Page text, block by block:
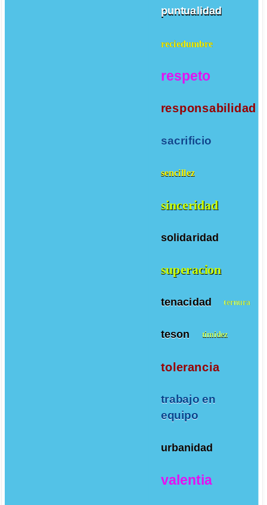
puntualidad
reciedumbre
respeto
responsabilidad
sacrificio
sencillez
sinceridad
solidaridad
superacion
tenacidad ternura
teson timidez
tolerancia
trabajo en
equipo
urbanidad
valentia